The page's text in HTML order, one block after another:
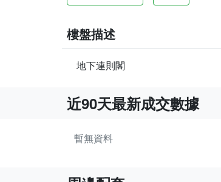
樓盤描述
地下連則閣
近90天最新成交數據
暫無資料